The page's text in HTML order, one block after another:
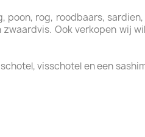
poon, rog, roodbaars, sardien,
Ook verkopen wij
visschotel en een